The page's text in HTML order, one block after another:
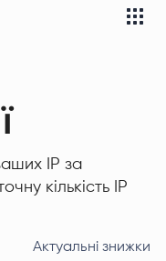
IP за
кількість IP
Актуальні знижки